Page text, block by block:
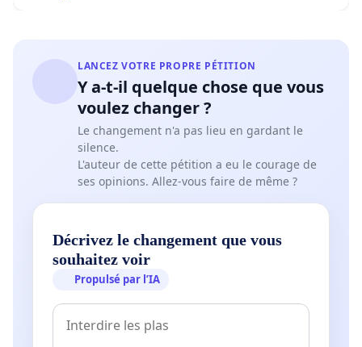
LANCEZ VOTRE PROPRE PÉTITION
Y a-t-il quelque chose que vous
voulez changer ?
Le changement n'a pas lieu en gardant le
silence.
L'auteur de cette pétition a eu le courage de
ses opinions. Allez-vous faire de même ?
Décrivez le changement que vous
souhaitez voir
Propulsé par l’IA